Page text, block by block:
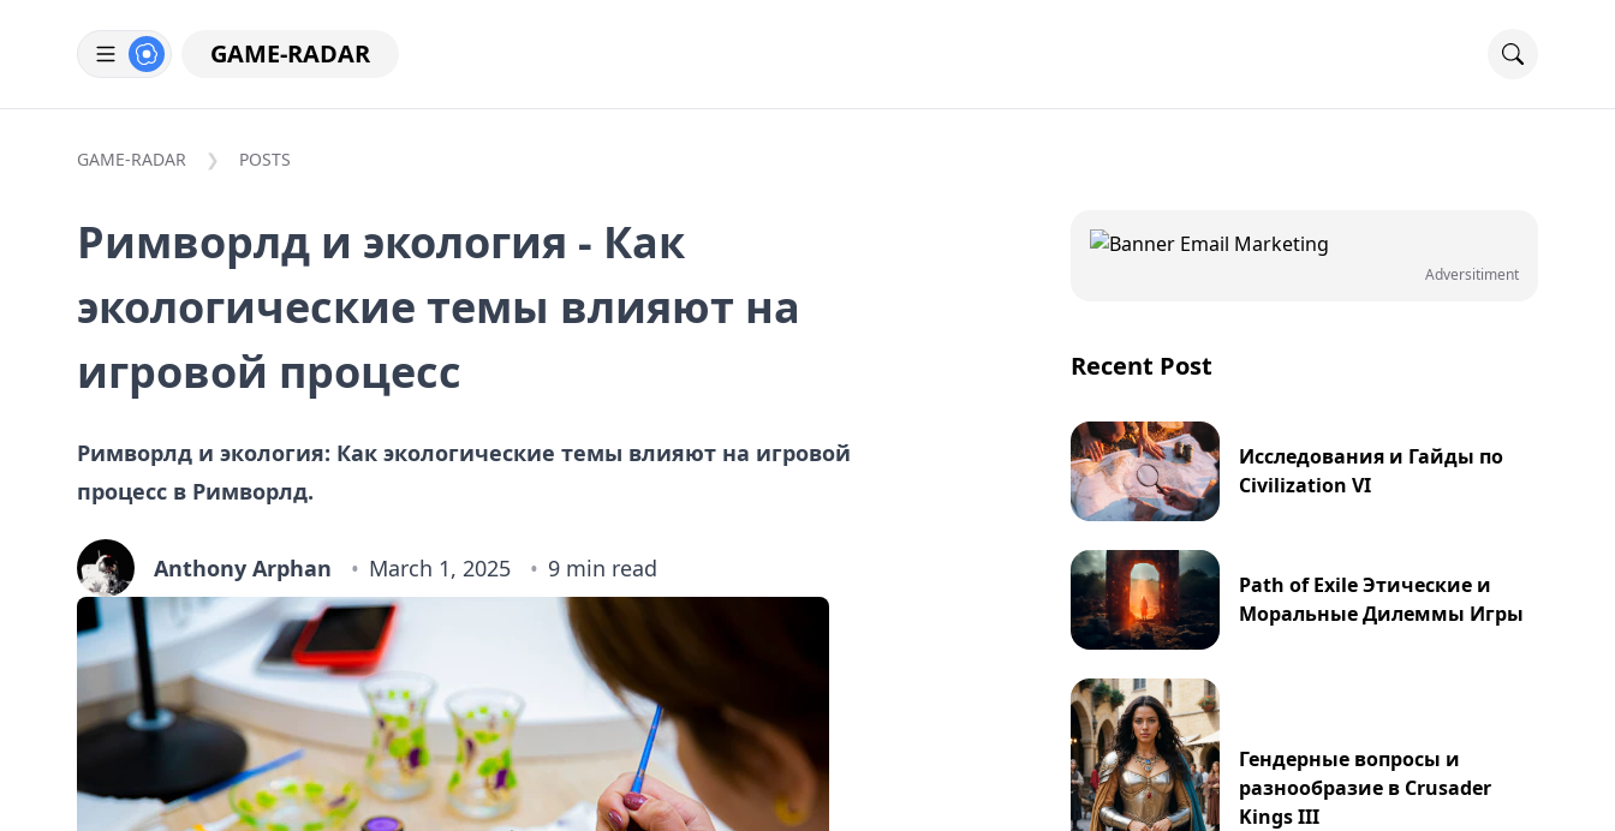
GAME-RADAR
GAME-RADAR POSTS
Римворлд и экология - Как
экологические темы влияют на
игровой процесс
Римворлд и экология: Как экологические темы влияют на игровой
процесс в Римворлд.
Anthony Arphan March 1, 2025 9 min read
Adversitiment
Recent Post
Исследования и Гайды по
Civilization VI
Path of Exile Этические и
Моральные Дилеммы Игры
Гендерные вопросы и
разнообразие в Crusader
Kings III